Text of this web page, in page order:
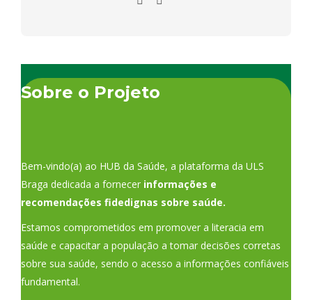
Sobre o Projeto
Bem-vindo(a) ao HUB da Saúde, a plataforma da ULS
Braga dedicada a fornecer informações e
recomendações fidedignas sobre saúde.
Estamos comprometidos em promover a literacia em
saúde e capacitar a população a tomar decisões corretas
sobre sua saúde, sendo o acesso a informações confiáveis
fundamental.